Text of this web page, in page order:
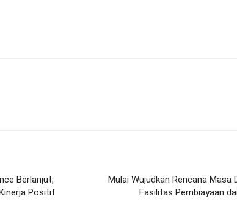
Berlanjut,
Positif
Mulai Wujudkan Rencana Masa
Fasilitas Pembiayaan